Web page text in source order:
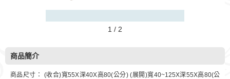
1 / 2
商品簡介
商品尺寸： (收合)寬55X深40X高80(公分) (展開)寬40~125X深55X高80(公